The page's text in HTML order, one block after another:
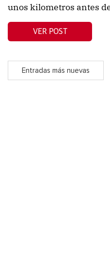
unos kilometros antes
VER POST
Entradas más nuevas